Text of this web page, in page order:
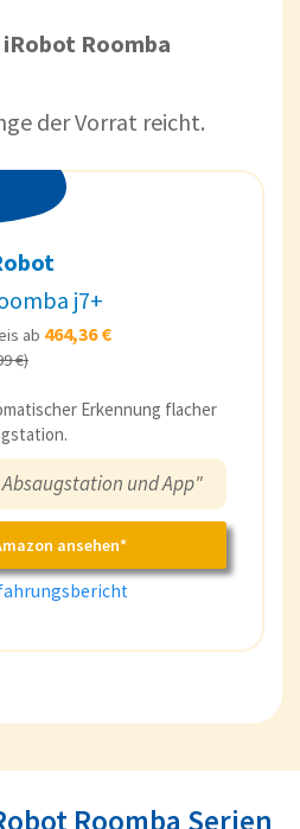
Roomba
der Vorrat reicht.
j7+
ab 464,36 €
€)
Erkennung flacher
und App"
ansehen*
Roomba Serien